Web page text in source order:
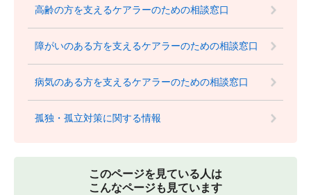
高齢の方を支えるケアラーのための相談窓口
障がいのある方を支えるケアラーのための相談窓口
病気のある方を支えるケアラーのための相談窓口
孤独・孤立対策に関する情報
このページを見ている人は
こんなページも見ています